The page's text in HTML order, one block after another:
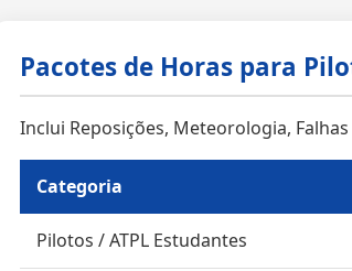
Pacotes de Horas para
Inclui Reposições, Meteorologia,
Categoria
Pilotos / ATPL Estudantes